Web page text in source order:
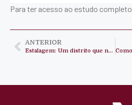
Para ter acesso ao estudo completo
ANTERIOR
Estalagem: Um distrito que ninguém vê